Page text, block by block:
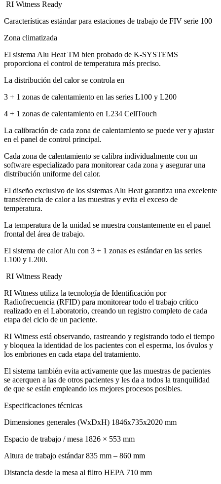
RI Witness Ready
Características estándar para estaciones de trabajo de FIV serie 100
Zona climatizada
El sistema Alu Heat TM bien probado de K-SYSTEMS
proporciona el control de temperatura más preciso.
La distribución del calor se controla en
3 + 1 zonas de calentamiento en las series L100 y L200
4 + 1 zonas de calentamiento en L234 CellTouch
La calibración de cada zona de calentamiento se puede ver y ajustar
en el panel de control principal.
Cada zona de calentamiento se calibra individualmente con un
software especializado para monitorear cada zona y asegurar una
distribución uniforme del calor.
El diseño exclusivo de los sistemas Alu Heat garantiza una excelente
transferencia de calor a las muestras y evita el exceso de
temperatura.
La temperatura de la unidad se muestra constantemente en el panel
frontal del área de trabajo.
El sistema de calor Alu con 3 + 1 zonas es estándar en las series
L100 y L200.
RI Witness Ready
RI Witness utiliza la tecnología de Identificación por
Radiofrecuencia (RFID) para monitorear todo el trabajo crítico
realizado en el Laboratorio, creando un registro completo de cada
etapa del ciclo de un paciente.
RI Witness está observando, rastreando y registrando todo el tiempo
y bloquea la identidad de los pacientes con el esperma, los óvulos y
los embriones en cada etapa del tratamiento.
El sistema también evita activamente que las muestras de pacientes
se acerquen a las de otros pacientes y les da a todos la tranquilidad
de que se están empleando los mejores procesos posibles.
Especificaciones técnicas
Dimensiones generales (WxDxH) 1846x735x2020 mm
Espacio de trabajo / mesa 1826 × 553 mm
Altura de trabajo estándar 835 mm – 860 mm
Distancia desde la mesa al filtro HEPA 710 mm